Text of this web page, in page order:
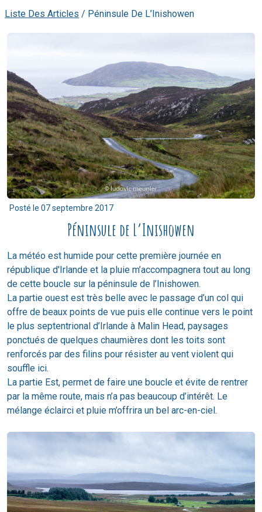
Liste Des Articles / Péninsule De L’Inishowen
Posté le 07 septembre 2017
Péninsule de L’Inishowen
La météo est humide pour cette première journée en
république d'Irlande et la pluie m’accompagnera tout au long
de cette boucle sur la péninsule de l’Inishowen.
La partie ouest est très belle avec le passage d’un col qui
offre de beaux points de vue puis elle continue vers le point
le plus septentrional d’Irlande à Malin Head, paysages
ponctués de quelques chaumières dont les toits sont
renforcés par des filins pour résister au vent violent qui
souffle ici.
La partie Est, permet de faire une boucle et évite de rentrer
par la même route, mais n’a pas beaucoup d’intérêt. Le
mélange éclairci et pluie m’offrira un bel arc-en-ciel.